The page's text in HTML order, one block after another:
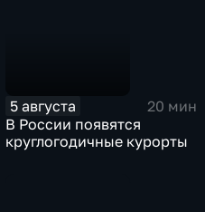
5 августа
20 мин
В России появятся
круглогодичные курорты